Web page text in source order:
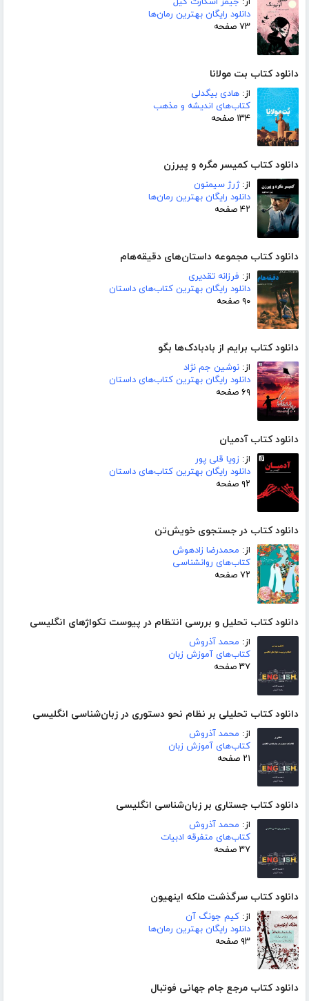
دانلود رایگان بهترین رمان‌ها
۷۳ صفحه
دانلود کتاب بت مولانا
از: هادی بیگدلی
کتاب‌های اندیشه و مذهب
۱۳۴ صفحه
دانلود کتاب کمیسر مگره و پیرزن
از:ژرژ سیمنون
دانلود رایگان بهترین رمان‌ها
۴۲ صفحه
دانلود کتاب مجموعه داستان‌های دقیقه‌هام
از: فرزانه تقدیری
دانلود رایگان بهترین کتاب‌های داستان
۹۰ صفحه
دانلود کتاب برایم از بادبادک‌ها بگو
از: نوشین جم نژاد
دانلود رایگان بهترین کتاب‌های داستان
۶۹ صفحه
دانلود کتاب آدمیان
از: زویا قلی پور
دانلود رایگان بهترین کتاب‌های داستان
۹۲ صفحه
دانلود کتاب در جستجوی خویش‌تن
از: محمدرضا زادهوش
کتاب‌های روانشناسی
۷۲ صفحه
دانلود کتاب تحلیل و بررسی انتظام در پیوست تکواژهای انگلیسی
از: محمد آذروش
کتاب‌های آموزش زبان
۳۷ صفحه
دانلود کتاب تحلیلی بر نظام نحو دستوری در زبان‌شناسی انگلیسی
از: محمد آذروش
کتاب‌های آموزش زبان
۲۱ صفحه
دانلود کتاب جستاری بر زبان‌شناسی انگلیسی
از: محمد آذروش
کتاب‌های متفرقه ادبیات
۳۷ صفحه
دانلود کتاب سرگذشت ملکه اینهیون
از: کیم جونگ آن
دانلود رایگان بهترین رمان‌ها
۹۳ صفحه
دانلود کتاب مرجع جام جهانی فوتبال